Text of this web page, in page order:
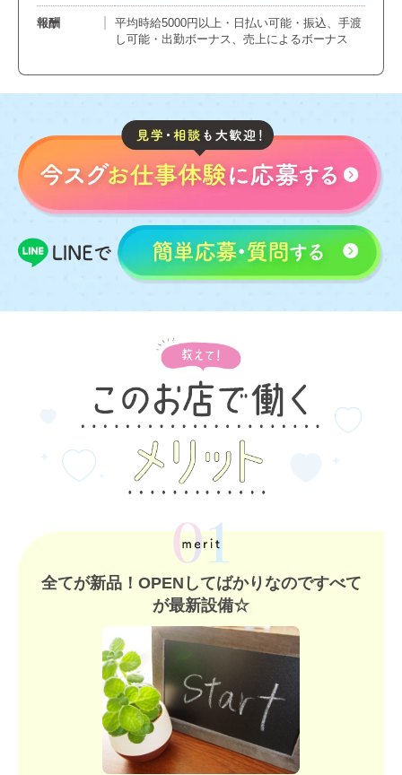
報酬
平均時給5000円以上・日払い可能・振込、手渡
し可能・出勤ボーナス、売上によるボーナス
全てが新品！OPENしてばかりなのですべて
が最新設備☆